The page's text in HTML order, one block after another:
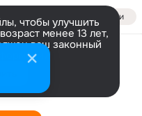
Войти
чтобы улучшить
менее 13 лет,
ваш законный